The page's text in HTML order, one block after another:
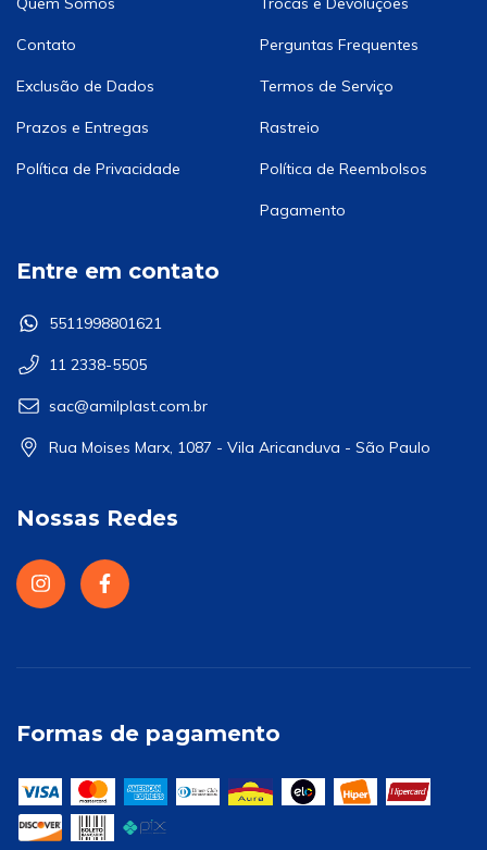
Contato
Exclusão de Dados
Prazos e Entregas
Política de Privacidade
Perguntas Frequentes
Termos de Serviço
Rastreio
Política de Reembolsos
Pagamento
Entre em contato
5511998801621
11 2338-5505
sac@amilplast.com.br
Rua Moises Marx, 1087 - Vila Aricanduva - São Paulo
Nossas Redes
Formas de pagamento